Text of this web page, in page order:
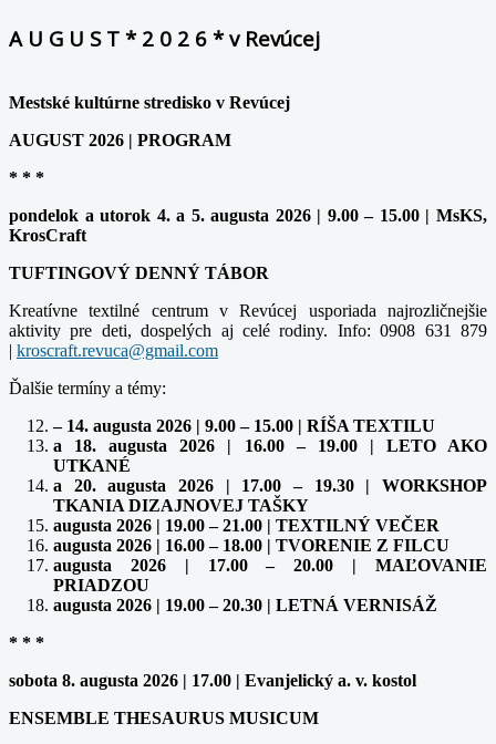
A U G U S T * 2 0 2 6 * v Revúcej
Mestské kultúrne stredisko v Revúcej
AUGUST 2026 | PROGRAM
* * *
pondelok a utorok 4. a 5. augusta 2026 | 9.00 – 15.00 | MsKS,
KrosCraft
TUFTINGOVÝ DENNÝ TÁBOR
Kreatívne textilné centrum v Revúcej usporiada najrozličnejšie
aktivity pre deti, dospelých aj celé rodiny. Info: 0908 631 879
|
Ďalšie termíny a témy:
– 14. augusta 2026 | 9.00 – 15.00 | RÍŠA TEXTILU
a 18. augusta 2026 | 16.00 – 19.00 | LETO AKO
UTKANÉ
a 20. augusta 2026 | 17.00 – 19.30 | WORKSHOP
TKANIA DIZAJNOVEJ TAŠKY
augusta 2026 | 19.00 – 21.00 | TEXTILNÝ VEČER
augusta 2026 | 16.00 – 18.00 | TVORENIE Z FILCU
augusta 2026 | 17.00 – 20.00 | MAĽOVANIE
PRIADZOU
augusta 2026 | 19.00 – 20.30 | LETNÁ VERNISÁŽ
* * *
sobota 8. augusta 2026 | 17.00 | Evanjelický a. v. kostol
ENSEMBLE THESAURUS MUSICUM